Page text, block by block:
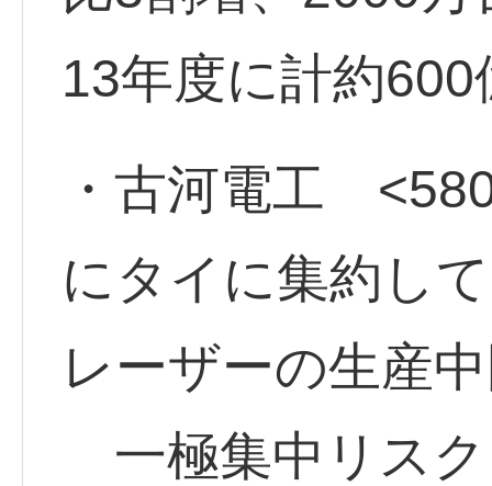
13年度に計約
・古河電工
にタイに集約し
レーザーの生産
一極集中リス